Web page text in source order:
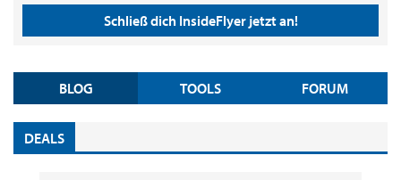
Schließ dich InsideFlyer jetzt an!
BLOG TOOLS FORUM
DEALS